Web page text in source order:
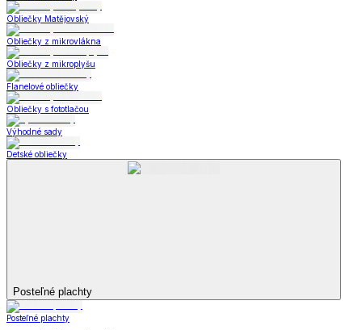
Obliečky Matějovský
Obliečky z mikrovlákna
Obliečky z mikroplyšu
Flanelové obliečky
Obliečky s fototlačou
Výhodné sady
Detské obliečky
Posteľné plachty
Posteľné plachty